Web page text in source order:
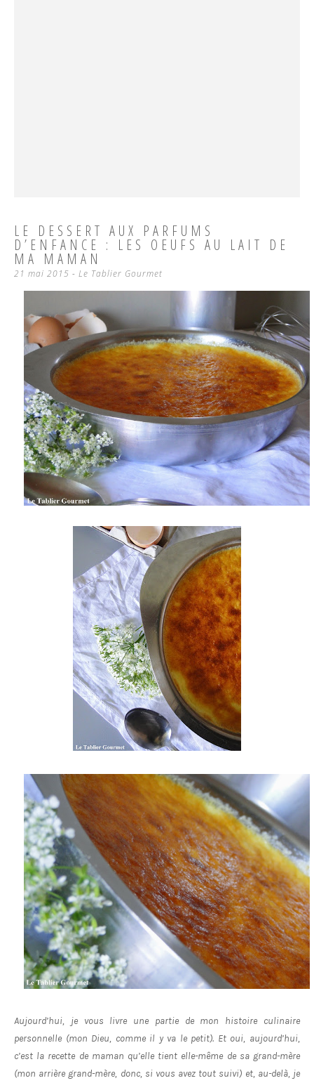
LE DESSERT AUX PARFUMS
D’ENFANCE : LES OEUFS AU LAIT DE
MA MAMAN
21 mai 2015 - Le Tablier Gourmet
Aujourd’hui, je vous livre une partie de mon histoire culinaire
personnelle (mon Dieu, comme il y va le petit). Et oui, aujourd’hui,
c’est la recette de maman qu’elle tient elle-même de sa grand-mère
(mon arrière grand-mère, donc, si vous avez tout suivi) et, au-delà, je